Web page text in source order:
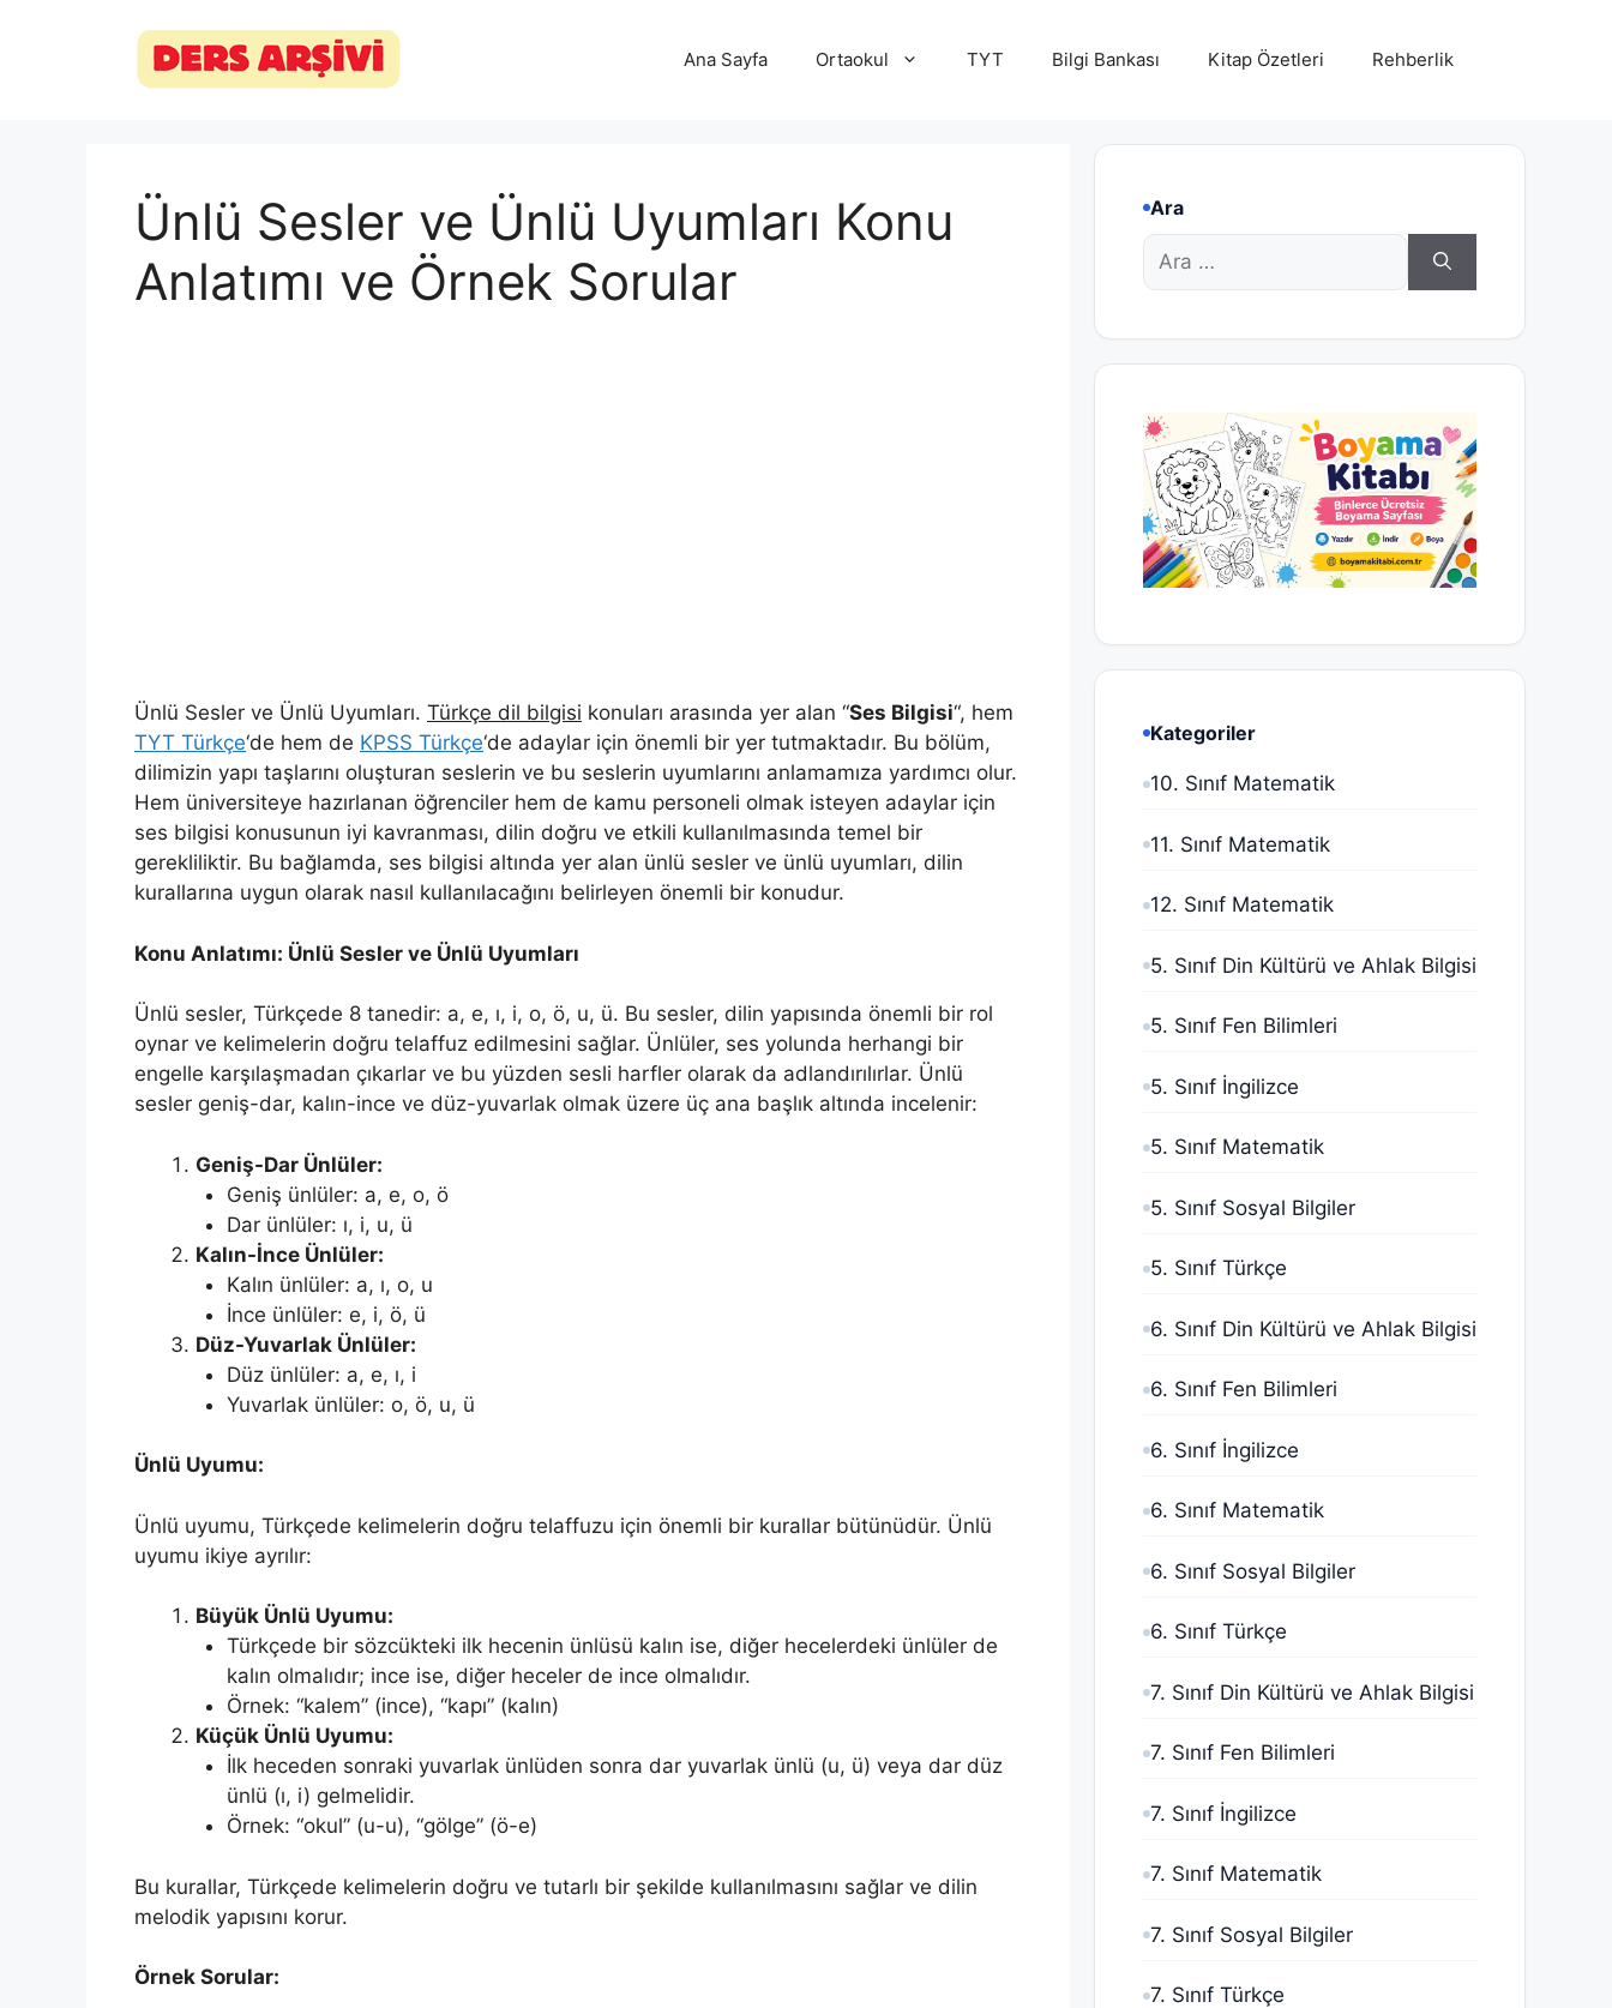
Ana Sayfa Ortaokul TYT Bilgi Bankası Kitap Özetleri Rehberlik
Ünlü Sesler ve Ünlü Uyumları Konu
Anlatımı ve Örnek Sorular
Ünlü Sesler ve Ünlü Uyumları. Türkçe dil bilgisi konuları arasında yer alan “Ses Bilgisi“, hem
TYT Türkçe‘de hem de KPSS Türkçe‘de adaylar için önemli bir yer tutmaktadır. Bu bölüm,
dilimizin yapı taşlarını oluşturan seslerin ve bu seslerin uyumlarını anlamamıza yardımcı olur.
Hem üniversiteye hazırlanan öğrenciler hem de kamu personeli olmak isteyen adaylar için
ses bilgisi konusunun iyi kavranması, dilin doğru ve etkili kullanılmasında temel bir
gerekliliktir. Bu bağlamda, ses bilgisi altında yer alan ünlü sesler ve ünlü uyumları, dilin
kurallarına uygun olarak nasıl kullanılacağını belirleyen önemli bir konudur.
Konu Anlatımı: Ünlü Sesler ve Ünlü Uyumları
Ünlü sesler, Türkçede 8 tanedir: a, e, ı, i, o, ö, u, ü. Bu sesler, dilin yapısında önemli bir rol
oynar ve kelimelerin doğru telaffuz edilmesini sağlar. Ünlüler, ses yolunda herhangi bir
engelle karşılaşmadan çıkarlar ve bu yüzden sesli harfler olarak da adlandırılırlar. Ünlü
sesler geniş-dar, kalın-ince ve düz-yuvarlak olmak üzere üç ana başlık altında incelenir:
Geniş-Dar Ünlüler:
Geniş ünlüler: a, e, o, ö
Dar ünlüler: ı, i, u, ü
Kalın-İnce Ünlüler:
Kalın ünlüler: a, ı, o, u
İnce ünlüler: e, i, ö, ü
Düz-Yuvarlak Ünlüler:
Düz ünlüler: a, e, ı, i
Yuvarlak ünlüler: o, ö, u, ü
Ünlü Uyumu:
Ünlü uyumu, Türkçede kelimelerin doğru telaffuzu için önemli bir kurallar bütünüdür. Ünlü
uyumu ikiye ayrılır:
Büyük Ünlü Uyumu:
Türkçede bir sözcükteki ilk hecenin ünlüsü kalın ise, diğer hecelerdeki ünlüler de
kalın olmalıdır; ince ise, diğer heceler de ince olmalıdır.
Örnek: “kalem” (ince), “kapı” (kalın)
Küçük Ünlü Uyumu:
İlk heceden sonraki yuvarlak ünlüden sonra dar yuvarlak ünlü (u, ü) veya dar düz
ünlü (ı, i) gelmelidir.
Örnek: “okul” (u-u), “gölge” (ö-e)
Bu kurallar, Türkçede kelimelerin doğru ve tutarlı bir şekilde kullanılmasını sağlar ve dilin
melodik yapısını korur.
Örnek Sorular:
Ara
için
ara
Kategoriler
10. Sınıf Matematik
11. Sınıf Matematik
12. Sınıf Matematik
5. Sınıf Din Kültürü ve Ahlak Bilgisi
5. Sınıf Fen Bilimleri
5. Sınıf İngilizce
5. Sınıf Matematik
5. Sınıf Sosyal Bilgiler
5. Sınıf Türkçe
6. Sınıf Din Kültürü ve Ahlak Bilgisi
6. Sınıf Fen Bilimleri
6. Sınıf İngilizce
6. Sınıf Matematik
6. Sınıf Sosyal Bilgiler
6. Sınıf Türkçe
7. Sınıf Din Kültürü ve Ahlak Bilgisi
7. Sınıf Fen Bilimleri
7. Sınıf İngilizce
7. Sınıf Matematik
7. Sınıf Sosyal Bilgiler
7. Sınıf Türkçe